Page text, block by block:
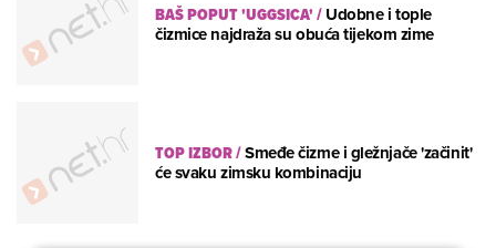
BAŠ POPUT 'UGGSICA'/Udobne i tople
čizmice najdraža su obuća tijekom zime
TOP IZBOR/Smeđe čizme i gležnjače 'začinit'
će svaku zimsku kombinaciju